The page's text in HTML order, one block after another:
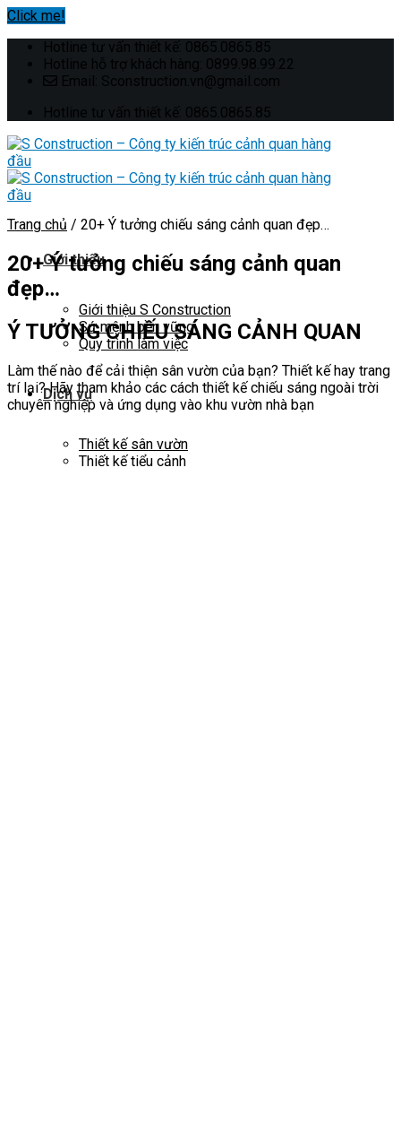
Click me!
content
Hotline tư vấn thiết kế: 0865.0865.85
Hotline hỗ trợ khách hàng: 0899.98.99.22
Email: Sconstruction.vn@gmail.com
Hotline tư vấn thiết kế: 0865.0865.85
Giới thiệu
Giới thiệu S Construction
Sứ mệnh bền vững
Quy trình làm việc
Dịch vụ
Thiết kế sân vườn
Thiết kế tiểu cảnh
Trang chủ / 20+ Ý tưởng chiếu sáng cảnh quan đẹp…
20+ Ý tưởng chiếu sáng cảnh quan
đẹp…
Ý TƯỞNG CHIẾU SÁNG CẢNH QUAN
Làm thế nào để cải thiện sân vườn của bạn? Thiết kế hay trang
trí lại? Hãy tham khảo các cách thiết kế chiếu sáng ngoài trời
chuyên nghiệp và ứng dụng vào khu vườn nhà bạn